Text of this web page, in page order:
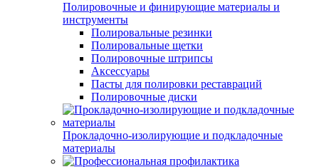
Полировочные и финирующие материалы и
инструменты
Полировальные резинки
Полировальные щетки
Полировочные штрипсы
Аксессуары
Пасты для полировки реставраций
Полировочные диски
Прокладочно-изолирующие и подкладочные
материалы